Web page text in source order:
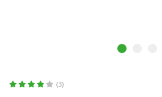
(3)